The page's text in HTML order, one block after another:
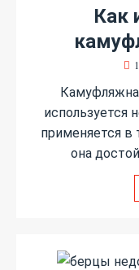
Как
используется
применяется в
она